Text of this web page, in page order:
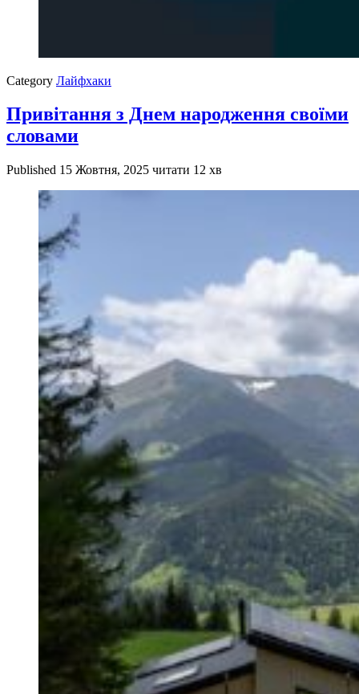
Category Лайфхаки
Привітання з Днем народження своїми
словами
Published 15 Жовтня, 2025 читати 12 хв